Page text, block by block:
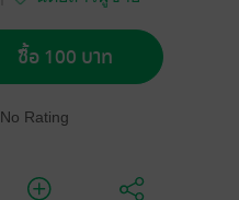
ซื้อ 100 บาท
No Rating